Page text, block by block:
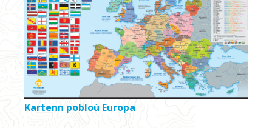
Kartenn pobloù Europa